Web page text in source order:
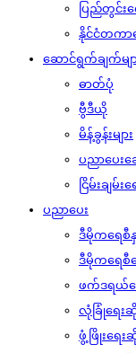
ပြည်တွင်းရ
နိုင်ငံတကာ
ဆောင်ရွက်ချက်မျာ
ဓာတ်ပုံ
ဗွီဒီယို
မိန့်ခွန်းများ
ပညာပေးဆွ
ငြိမ်းချမ်
ပညာပေး
ဒီမိုကရေစီ
ဒီမိုကရေစီရ
ဖက်ဒရယ်ရ
လုံခြုံရေး
ဖွံ့ဖြိုးရေး